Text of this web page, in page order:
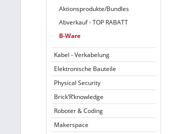
Aktionsprodukte/Bundles
Abverkauf - TOP RABATT
B-Ware
Kabel - Verkabelung
Elektronische Bauteile
Physical Security
Brick’R’knowledge
Roboter & Coding
Makerspace